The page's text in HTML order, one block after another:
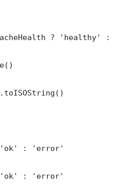
? 'healthy' :
'ok' : 'error'
'ok' : 'error'